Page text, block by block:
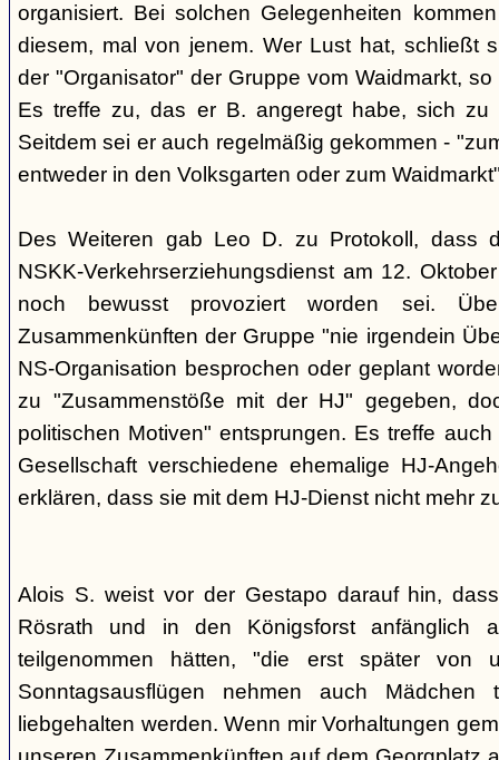
organisiert. Bei solchen Gelegenheiten
diesem, mal von jenem. Wer Lust hat, schließt
der "Organisator" der Gruppe vom Waidmarkt,
Es treffe zu, das er B. angeregt habe, sich zu
Seitdem sei er auch regelmäßig gekommen -
entweder in den Volksgarten oder zum
Des Weiteren gab Leo D. zu Protokoll, dass
NSKK-Verkehrserziehungsdienst am 12.
noch bewusst provoziert worden sei.
Zusammenkünften der Gruppe "nie irgendein
NS-Organisation besprochen oder geplant
zu "Zusammenstöße mit der HJ" gegeben,
politischen Motiven" entsprungen. Es treffe
Gesellschaft verschiedene ehemalige HJ-
erklären, dass sie mit dem HJ-Dienst nicht mehr
Alois S. weist vor der Gestapo darauf hin,
Rösrath und in den Königsforst anfänglich
teilgenommen hätten, "die erst später von
Sonntagsausflügen nehmen auch
liebgehalten werden. Wenn mir Vorhaltungen